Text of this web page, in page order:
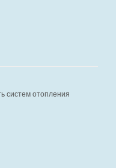
систем отопления